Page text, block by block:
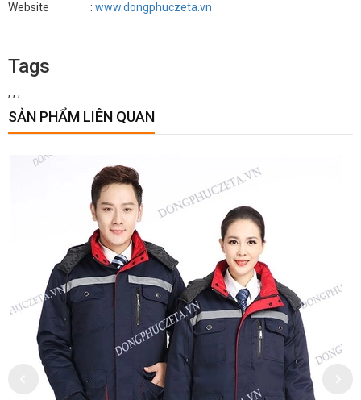
Website : www.dongphuczeta.vn
Tags
, , ,
SẢN PHẨM LIÊN QUAN